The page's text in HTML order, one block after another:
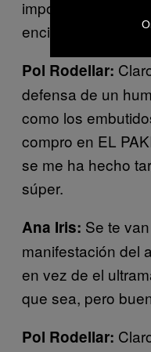
importan. Solo
encima yo soy
Pol Rodellar:
defensa de un
como los
compro en EL
se me ha hecho
súper.
Ana Iris: Se te
manifestación del
en vez de el
que sea, pero
Pol Rodellar: